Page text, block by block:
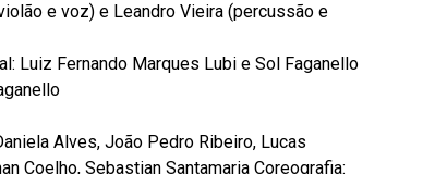
e voz) e Leandro Vieira (percussão e
Luiz Fernando Marques Lubi e Sol Faganello
Alves, João Pedro Ribeiro, Lucas
Coelho, Sebastian Santamaria Coreografia: